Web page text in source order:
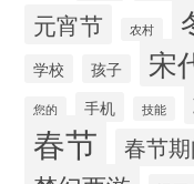
元宵节 农村
学校 孩子 宋
您的 手机 技能
春节 春节